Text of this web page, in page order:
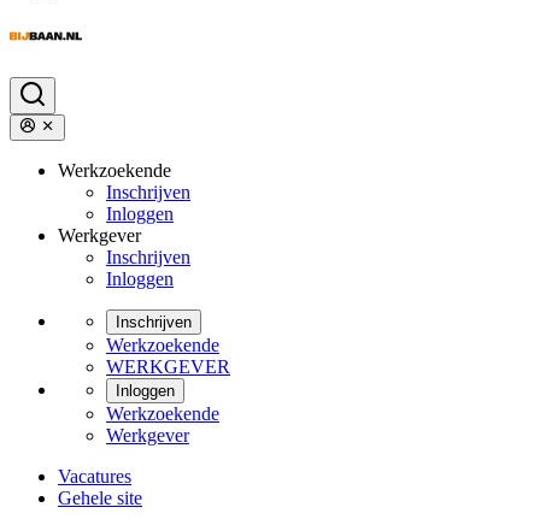
Werkzoekende
Inschrijven
Inloggen
Werkgever
Inschrijven
Inloggen
Inschrijven
Werkzoekende
WERKGEVER
Inloggen
Werkzoekende
Werkgever
Vacatures
Gehele site